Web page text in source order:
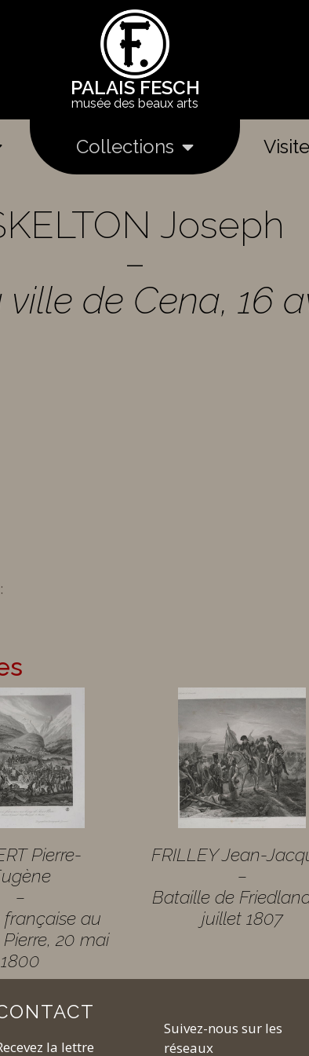
PALAIS FESCH
musée des beaux arts
Collections
Joseph
–
de Cena, 16
Pierre-
–
française au
20 mai
1800
FRILLEY Jean-
–
Bataille de
juillet 1807
la lettre
Suivez-nous sur les
réseaux